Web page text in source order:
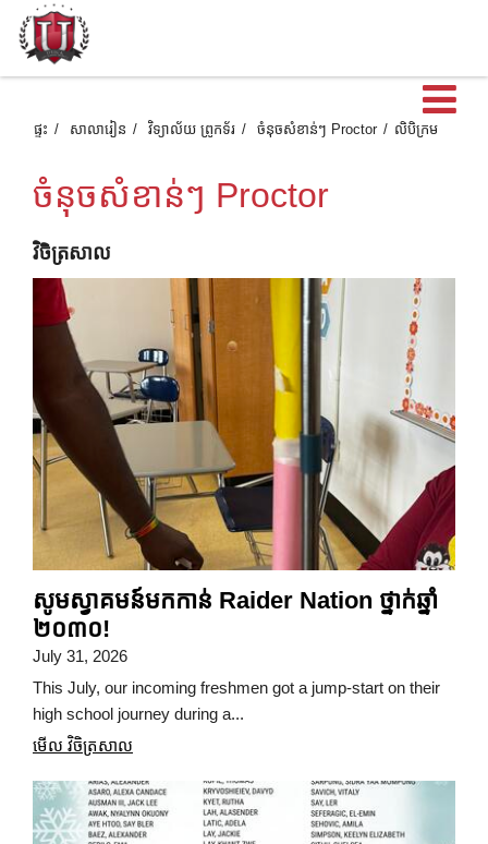
ប
ផ្ទះ សាលារៀន វិទ្យាល័យ ព្រូកទ័រ ចំនុចសំខាន់ៗ Proctor លិបិក្រម
ចំនុចសំខាន់ៗ Proctor
វិចិត្រសាល
សូមស្វាគមន៍មកកាន់ Raider Nation ថ្នាក់ឆ្នាំ
២០៣០!
July 31, 2026
This July, our incoming freshmen got a jump-start on their
high school journey during a...
មើល វិចិត្រសាល